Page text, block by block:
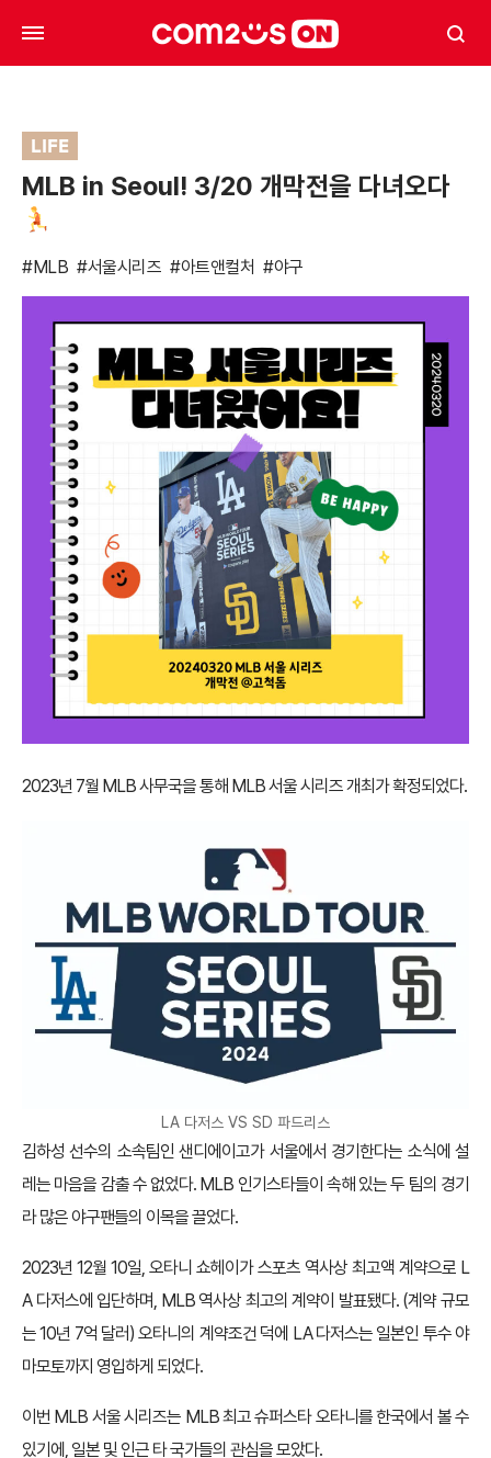
LIFE
MLB in Seoul! 3/20 개막전을 다녀오다
#MLB #서울시리즈 #아트앤컬처 #야구
2023년 7월 MLB 사무국을 통해 MLB 서울 시리즈 개최가 확정되었다.
LA 다저스 VS SD 파드리스
김하성 선수의 소속팀인 샌디에이고가 서울에서 경기한다는 소식에 설
레는 마음을 감출 수 없었다. MLB 인기스타들이 속해 있는 두 팀의 경기
라 많은 야구팬들의 이목을 끌었다.
2023년 12월 10일, 오타니 쇼헤이가 스포츠 역사상 최고액 계약으로 L
A 다저스에 입단하며, MLB 역사상 최고의 계약이 발표됐다. (계약 규모
는 10년 7억 달러) 오타니의 계약조건 덕에 LA 다저스는 일본인 투수 야
마모토까지 영입하게 되었다.
이번 MLB 서울 시리즈는 MLB 최고 슈퍼스타 오타니를 한국에서 볼 수
있기에, 일본 및 인근 타 국가들의 관심을 모았다.